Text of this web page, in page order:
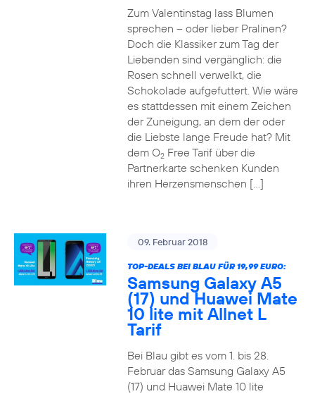
Zum Valentinstag lass Blumen
sprechen – oder lieber Pralinen?
Doch die Klassiker zum Tag der
Liebenden sind vergänglich: die
Rosen schnell verwelkt, die
Schokolade aufgefuttert. Wie wäre
es stattdessen mit einem Zeichen
der Zuneigung, an dem der oder
die Liebste lange Freude hat? Mit
dem O2Free Tarif über die
Partnerkarte schenken Kunden
ihren Herzensmenschen […]
09. Februar 2018
TOP-DEALS BEI BLAU FÜR 19,99 EURO:
Samsung Galaxy A5
(17) und Huawei Mate
10 lite mit Allnet L
Tarif
Bei Blau gibt es vom 1. bis 28.
Februar das Samsung Galaxy A5
(17) und Huawei Mate 10 lite